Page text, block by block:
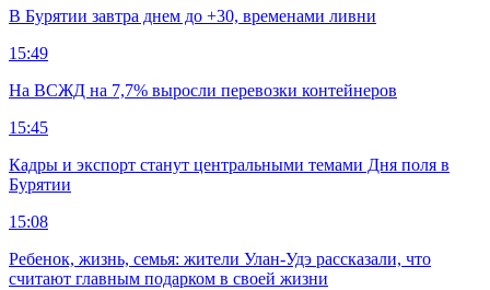
В Бурятии завтра днем до +30, временами ливни
15:49
На ВСЖД на 7,7% выросли перевозки контейнеров
15:45
Кадры и экспорт станут центральными темами Дня поля в
Бурятии
15:08
Ребенок, жизнь, семья: жители Улан-Удэ рассказали, что
считают главным подарком в своей жизни